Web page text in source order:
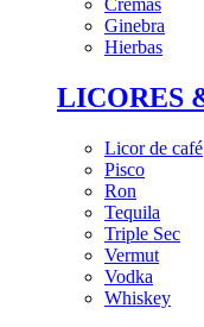
Ginebra
Hierbas
LICORES
Licor de café
Pisco
Ron
Tequila
Triple Sec
Vermut
Vodka
Whiskey